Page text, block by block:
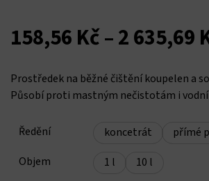
158,56 Kč–2 635,69
Prostředek na běžné čištění koupelen a
Působí proti mastným nečistotám i
Ředění koncetrát
přímé
Objem
1 l
10 l